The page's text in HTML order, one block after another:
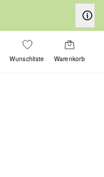
Wunschliste Warenkorb